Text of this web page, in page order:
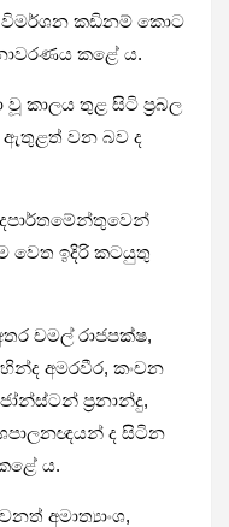
කඩිනම් කොට
කළේ ය.
වූ කාලය තුළ සිටි ප්‍රබල
ඇතුළත් වන බව ද
ඉදිරි කටයුතු
චමල් රාජපක්ෂ,
අමරවීර, කංචන
ප්‍රනාන්දු,
ද සිටින
ය.
අමාත්‍යාංශ,